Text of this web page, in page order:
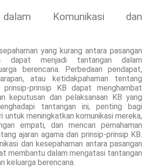
dalam Komunikasi dan
yang kurang antara pasangan
menjadi tantangan dalam
berencana. Perbedaan pendapat,
atau ketidakpahaman tentang
prinsip-prinsip KB dapat menghambat
keputusan dan pelaksanaan KB yang
tantangan ini, penting bagi
untuk meningkatkan komunikasi mereka,
empati, dan mencari pemahaman
ajaran agama dan prinsip-prinsip KB.
dan kesepahaman antara pasangan
membantu dalam mengatasi tantangan
keluarga berencana.